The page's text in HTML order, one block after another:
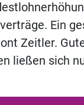
Ein
Zeitler.
ließen sich